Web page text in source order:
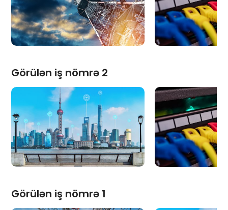
Görülən iş nömrə 2
Görülən iş nömrə 1